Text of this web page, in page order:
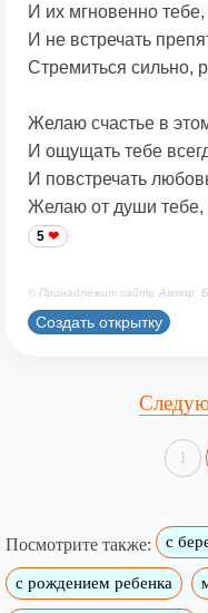
И их мгновенно тебе,
И не встречать
Стремиться сильно,
Желаю счастье в
И ощущать тебе
И повстречать
Желаю от души тебе,
5
© Принадлежит сайту. Автор:
Создать открытку
1
Посмотрите также: с
с рождением ребенка